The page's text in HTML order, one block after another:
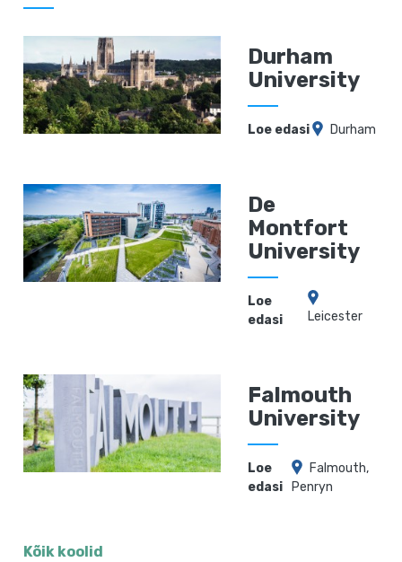
Durham
University
Loe edasi Durham
De
Montfort
University
Loe
edasi
Leicester
Falmouth
University
Loe
edasi
Falmouth,
Penryn
Kõik koolid